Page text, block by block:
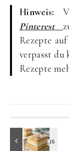
Hinweis:
Pinterest
Rezepte auf
verpasst du
Rezepte